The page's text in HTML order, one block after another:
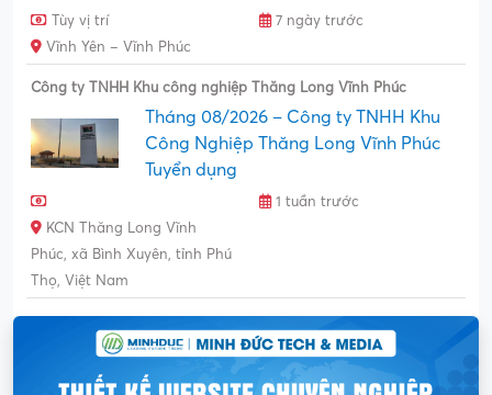
Tùy vị trí
7 ngày trước
Vĩnh Yên – Vĩnh Phúc
Công ty TNHH Khu công nghiệp Thăng Long Vĩnh Phúc
Tháng 08/2026 – Công ty TNHH Khu
Công Nghiệp Thăng Long Vĩnh Phúc
Tuyển dụng
1 tuần trước
KCN Thăng Long Vĩnh
Phúc, xã Bình Xuyên, tỉnh Phú
Thọ, Việt Nam